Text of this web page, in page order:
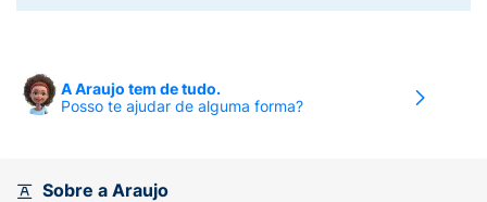
A Araujo tem de tudo.
Posso te ajudar de alguma forma?
Sobre a Araujo